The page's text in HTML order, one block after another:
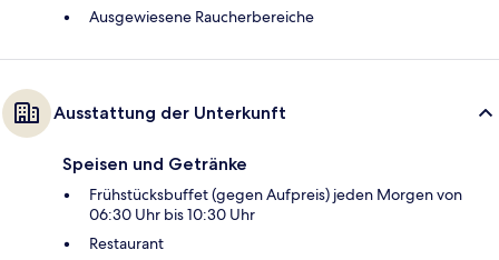
Ausgewiesene Raucherbereiche
Ausstattung der Unterkunft
Speisen und Getränke
Frühstücksbuffet (gegen Aufpreis) jeden Morgen von
06:30 Uhr bis 10:30 Uhr
Restaurant